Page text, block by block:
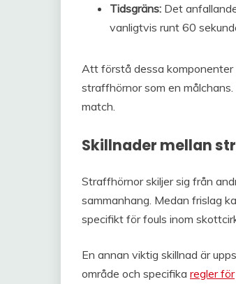
Tidsgräns: Det
vanligtvis runt 60
Att förstå dessa
straffhörnor som en
match.
Skillnader mellan
Straffhörnor skiljer sig från
sammanhang. Medan frislag
specifikt för fouls inom
En annan viktig skillnad är
område och specifika regler för